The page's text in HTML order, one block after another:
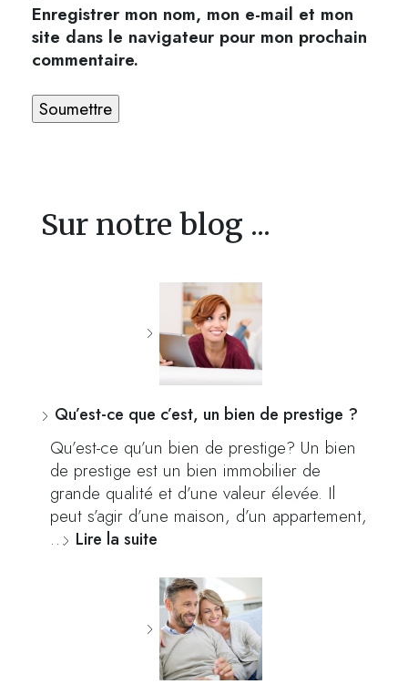
Enregistrer mon nom, mon e-mail et mon
site dans le navigateur pour mon prochain
commentaire.
Sur notre blog ...
Qu’est-ce que c’est, un bien de prestige ?
Qu’est-ce qu’un bien de prestige? Un bien
de prestige est un bien immobilier de
grande qualité et d’une valeur élevée. Il
peut s’agir d’une maison, d’un appartement,
… Lire la suite